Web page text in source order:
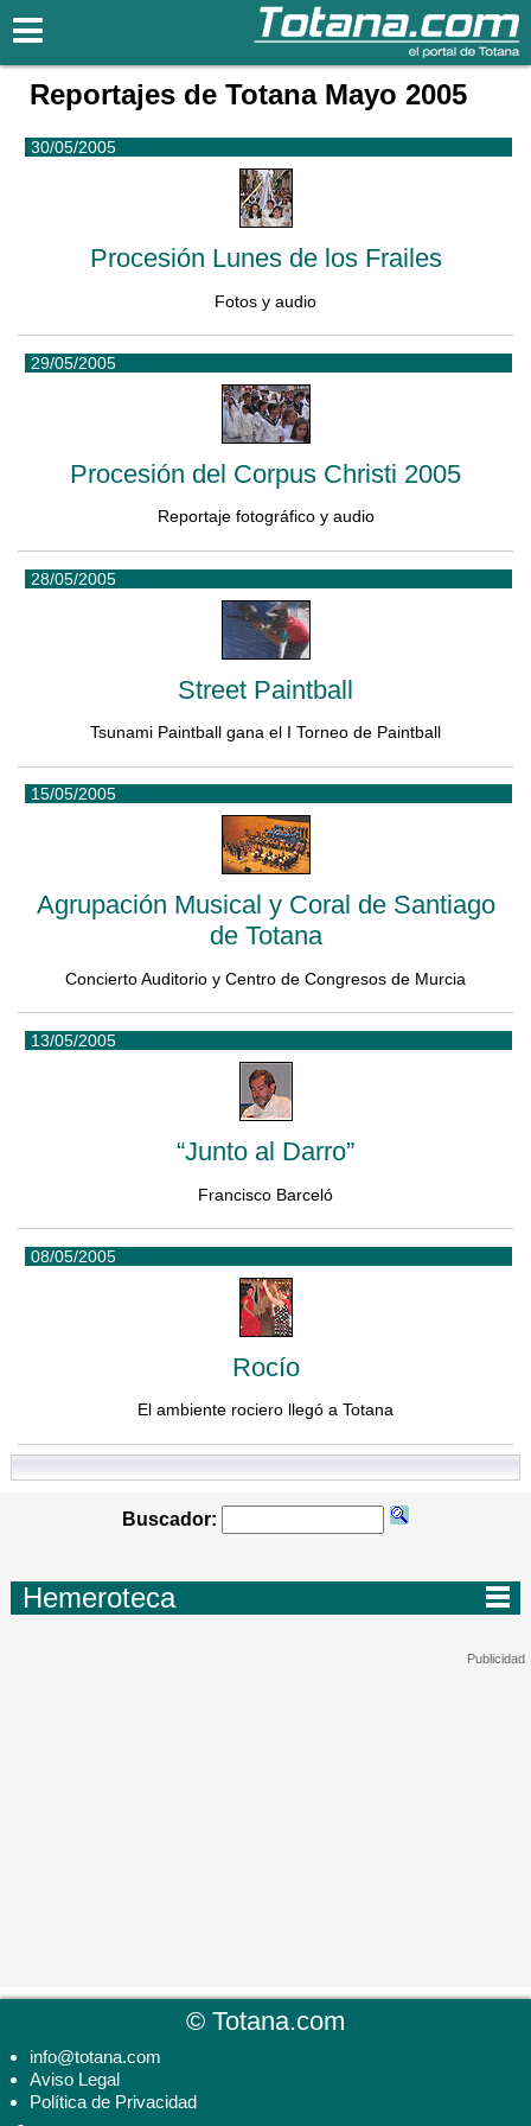
Reportajes de Totana Mayo 2005
30/05/2005
Procesión Lunes de los Frailes
Fotos y audio
29/05/2005
Procesión del Corpus Christi 2005
Reportaje fotográfico y audio
28/05/2005
Street Paintball
Tsunami Paintball gana el I Torneo de Paintball
15/05/2005
Agrupación Musical y Coral de Santiago
de Totana
Concierto Auditorio y Centro de Congresos de Murcia
13/05/2005
“Junto al Darro”
Francisco Barceló
08/05/2005
Rocío
El ambiente rociero llegó a Totana
Buscador:
Hemeroteca
© Totana.com
info@totana.com
Aviso Legal
Política de Privacidad